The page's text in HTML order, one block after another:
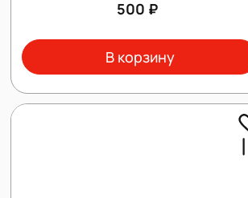
500 ₽
В корзину